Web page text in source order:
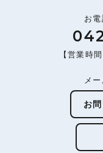
お
【営業時
メ
お